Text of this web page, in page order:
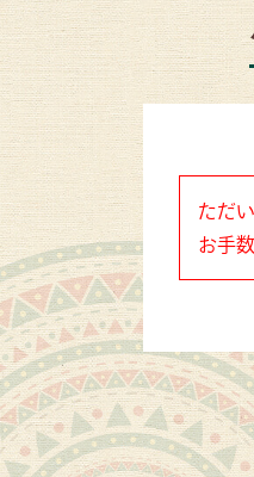
ただ
お手